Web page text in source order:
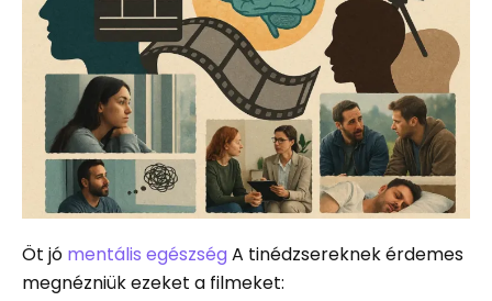
Öt jó mentális egészség A tinédzsereknek érdemes
megnézniük ezeket a filmeket: